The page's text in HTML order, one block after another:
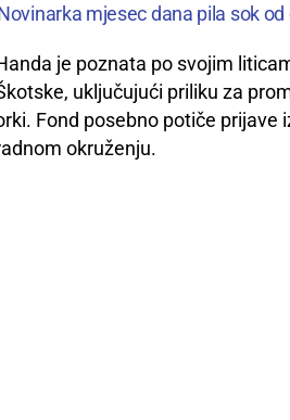
mjesec dana pila sok
je poznata po svojim
uključujući priliku za
Fond posebno potiče prijave
okruženju.